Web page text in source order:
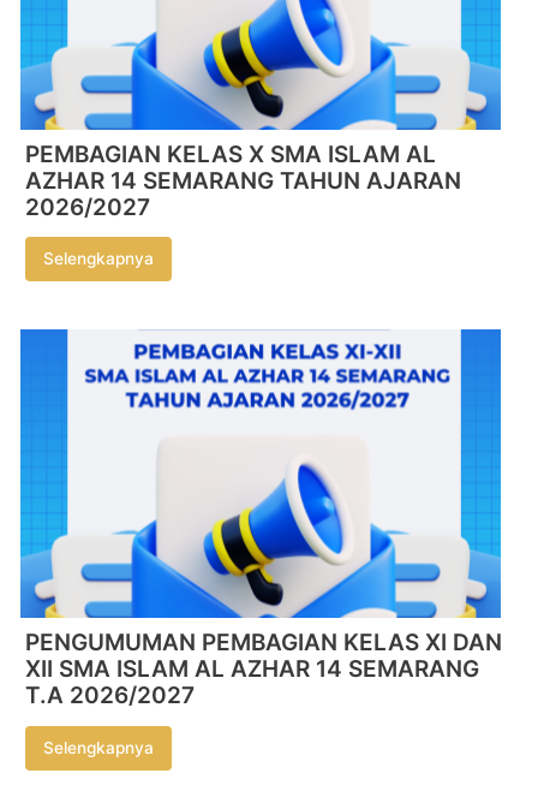
PEMBAGIAN KELAS X SMA ISLAM AL
AZHAR 14 SEMARANG TAHUN AJARAN
2026/2027
Selengkapnya
PENGUMUMAN PEMBAGIAN KELAS XI DAN
XII SMA ISLAM AL AZHAR 14 SEMARANG
T.A 2026/2027
Selengkapnya